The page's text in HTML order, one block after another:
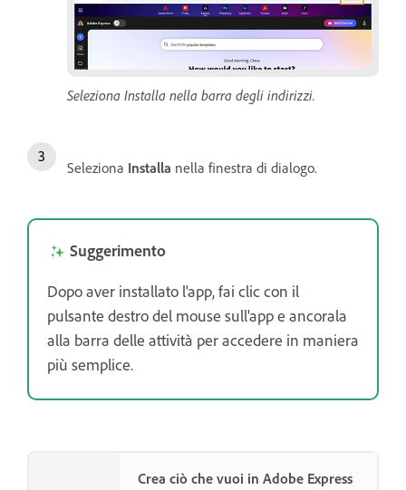
Seleziona Installa nella barra degli indirizzi.
Seleziona Installa nella finestra di dialogo.
Suggerimento
Dopo aver installato l'app, fai clic con il
pulsante destro del mouse sull'app e ancorala
alla barra delle attività per accedere in maniera
più semplice.
Crea ciò che vuoi in Adobe Express